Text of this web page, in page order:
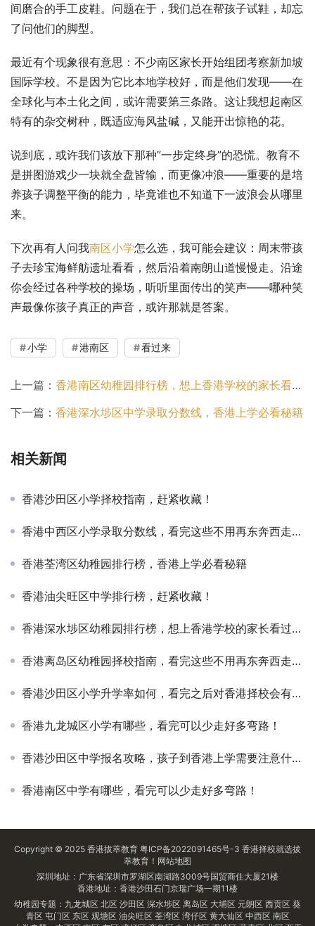
间磨合的手工皮鞋。问题在于，我们总在帮孩子试鞋，却忘
了问他们的脚型。
最近有个现象很有意思：不少南区家长开始组团考察新加坡
国际学校。不是因为它比本地学校好，而是他们发现——在
全球化与本土化之间，或许需要第三条路。这让我想起南区
特有的杂交树种，既适应海风盐碱，又能开出惊艳的花。
说到底，或许我们该放下那种”一步定终身”的恐慌。教育不
是拼图游戏少一块就全盘皆输，而更像冲浪——重要的是培
养孩子调整平衡的能力，毕竟谁也不知道下一波浪会从哪里
来。
下次再有人问我南区小学怎么选，我可能会建议：周末带孩
子去珍宝海鲜舫遗址看看，然后沿着南朗山道慢慢走。沿途
你会经过各种学校的操场，听听里面传出的笑声——哪种笑
声最像你孩子真正的声音，或许那就是答案。
小学 港南区 看过来
上一篇： 香港南区幼稚园排行榜，想上香港学校的家长看过来吧！
下一篇： 香港深水埗区中学录取分数线，香港上学必看秘籍
相关新闻
香港沙田区小学择校指南，赶紧收藏！
香港中西区小学录取分数线，看完这些不用再东奔西走查资料了
香港荃湾区幼稚园排行榜，香港上学必看秘籍
香港油尖旺区中学排行榜，赶紧收藏！
香港深水埗区幼稚园排行榜，想上香港学校的家长看过来吧！
香港离岛区幼稚园择校指南，看完这些不用再东奔西走查资料了
香港沙田区小学升学率如何，看完之后对香港择校会有更全面的认知！
香港九龙城区小学有哪些，看完可以少走好多弯路！
香港沙田区中学报名攻略，孩子到香港上学需要注意什么？
香港南区中学有哪些，看完可以少走好多弯路！
Copyright © 2025 香港拔萃教育 粤ICP备2022091465号-3 香港择校就选拔
萃教育！ 网站地图
深圳地址：广东省深圳市罗湖区南湖路3009号国贸商住大厦21楼
香港地址：香港沙田石门京瑞广场一期11楼
幼稚园专题： 九龙城区 北区 沙田区 深水埗区 离岛区 大埔区 元朗区 西贡区 葵
青区 屯门区 东区 观塘区 油尖旺区 荃湾区 湾仔区 黄大仙区 中西区 南区